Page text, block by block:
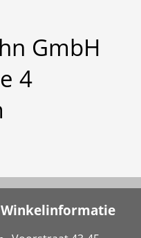
GmbH
4
Winkelinformatie